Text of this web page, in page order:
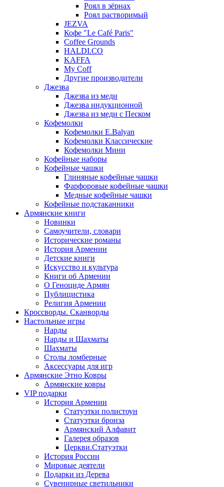
Роял в зёрнах
Роял растворимый
JEZVA
Кофе "Le Café Paris"
Coffee Grounds
HALDI.CO
KAFFA
My Coff
Другие производители
Джезва
Джезва из меди
Джезва индукционной
Джезва из меди с Песком
Кофемолки
Кофемолки E.Balyan
Кофемолки Классические
Кофемолки Мини
Кофейные наборы
Кофейные чашки
Глиняные кофейные чашки
Фарфоровые кофейные чашки
Медные кофейные чашки
Кофейные подстаканники
Армянские книги
Новинки
Самоучители, словари
Исторические романы
История Армении
Детские книги
Иcкусство и культура
Книги об Армении
О Геноциде Армян
Публицистика
Религия Армении
Кроссворды. Сканворды
Настольные игры
Нарды
Нарды и Шахматы
Шахматы
Столы ломберные
Аксессуары для игр
Армянские Этно Ковры
Армянские ковры
VIP подарки
История Армении
Статуэтки полистоун
Статуэтки бронза
Армянский Алфавит
Галерея образов
Церкви.Статуэтки
История России
Мировые деятели
Подарки из Дерева
Сувенирные светильники